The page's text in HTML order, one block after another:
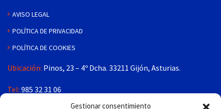
Gestionar consentimiento
AVISO LEGAL
POLÍTICA DE PRIVACIDAD
POLÍTICA DE COOKIES
Ubicación: Pinos, 23 – 4º Dcha. 33211 Gijón, Asturias.
Tel: 985 32 31 06